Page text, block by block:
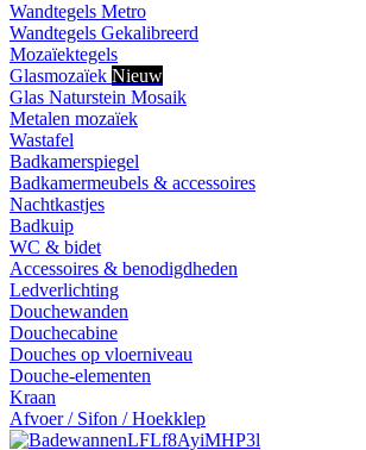
Wandtegels Metro
Wandtegels Gekalibreerd
Mozaïektegels
Glasmozaïek Nieuw
Glas Naturstein Mosaik
Metalen mozaïek
Wastafel
Badkamerspiegel
Badkamermeubels & accessoires
Nachtkastjes
Badkuip
WC & bidet
Accessoires & benodigdheden
Ledverlichting
Douchewanden
Douchecabine
Douches op vloerniveau
Douche-elementen
Kraan
Afvoer / Sifon / Hoekklep